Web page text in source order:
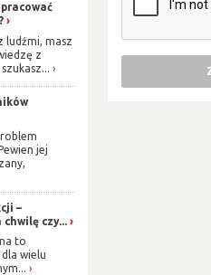
ludźmi, masz
z
jej
–
czy...
to
wielu